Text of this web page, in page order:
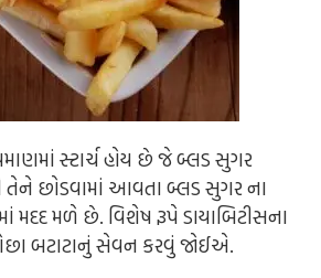
સ્ટાર્ચ હોય છે જે બ્લડ સુગર
છોડવામાં આવતા બ્લડ સુગર ના
મદદ મળે છે. વિશેષ રૂપે ડાયાબિટીસના
બટાટાનું સેવન કરવું જોઈએ.